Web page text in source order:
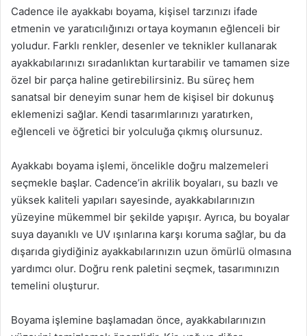
Cadence ile ayakkabı boyama, kişisel tarzınızı ifade
etmenin ve yaratıcılığınızı ortaya koymanın eğlenceli bir
yoludur. Farklı renkler, desenler ve teknikler kullanarak
ayakkabılarınızı sıradanlıktan kurtarabilir ve tamamen size
özel bir parça haline getirebilirsiniz. Bu süreç hem
sanatsal bir deneyim sunar hem de kişisel bir dokunuş
eklemenizi sağlar. Kendi tasarımlarınızı yaratırken,
eğlenceli ve öğretici bir yolculuğa çıkmış olursunuz.
Ayakkabı boyama işlemi, öncelikle doğru malzemeleri
seçmekle başlar. Cadence’in akrilik boyaları, su bazlı ve
yüksek kaliteli yapıları sayesinde, ayakkabılarınızın
yüzeyine mükemmel bir şekilde yapışır. Ayrıca, bu boyalar
suya dayanıklı ve UV ışınlarına karşı koruma sağlar, bu da
dışarıda giydiğiniz ayakkabılarınızın uzun ömürlü olmasına
yardımcı olur. Doğru renk paletini seçmek, tasarımınızın
temelini oluşturur.
Boyama işlemine başlamadan önce, ayakkabılarınızın